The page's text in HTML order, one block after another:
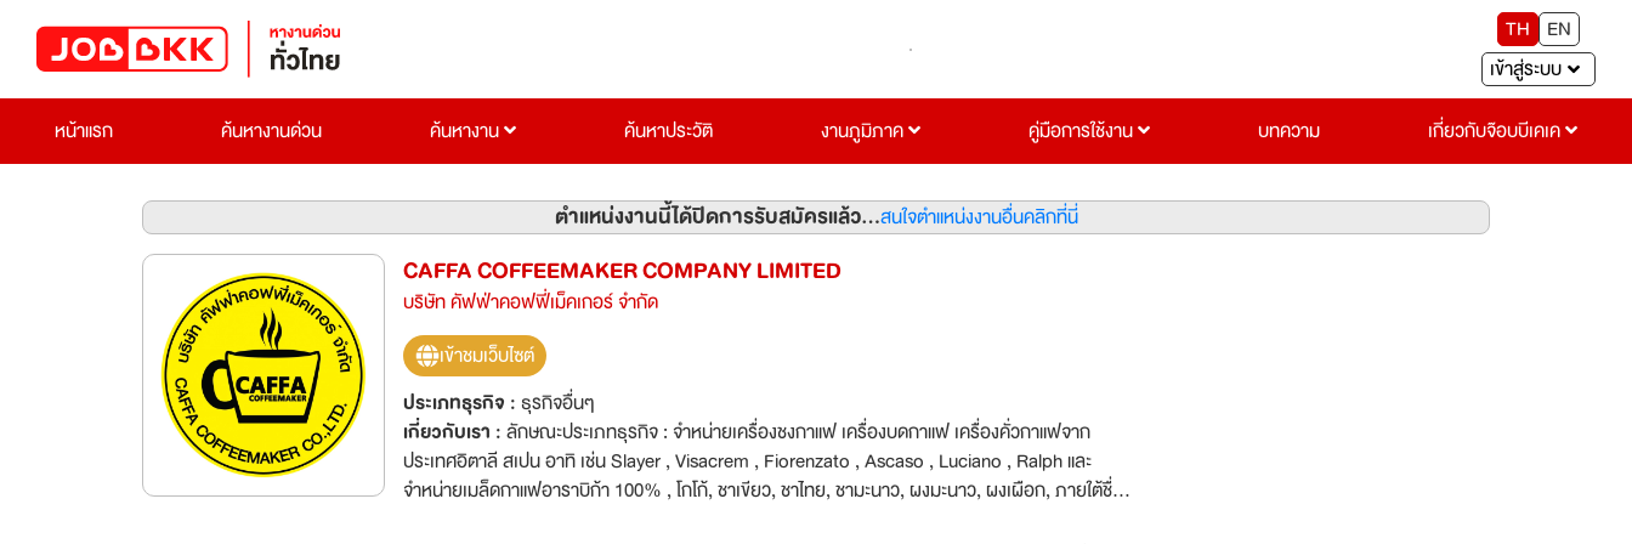
TH
EN
เข้าสู่ระบบ
หน้าแรก
ค้นหางานด่วน ค้นหางาน ค้นหาประวัติ งานภูมิภาค คู่มือการใช้งาน บทความ เกี่ยวกับจ๊อบบีเคเค
ตำแหน่งงานนี้ได้ปิดการรับสมัครแล้ว...สนใจตำแหน่งงานอื่นคลิกที่นี่
CAFFA COFFEEMAKER COMPANY LIMITED
บริษัท คัฟฟ่าคอฟฟี่เม็คเกอร์ จำกัด
เข้าชมเว็บไซต์
ประเภทธุรกิจ : ธุรกิจอื่นๆ
เกี่ยวกับเรา :ลักษณะประเภทธุรกิจ : จำหน่ายเครื่องชงกาแฟ เครื่องบดกาแฟ เครื่องคั่วกาแฟจาก
ประเทศอิตาลี สเปน อาทิ เช่น Slayer , Visacrem , Fiorenzato , Ascaso , Luciano , Ralph และ
จำหน่ายเมล็ดกาแฟอาราบิก้า 100% , โกโก้, ชาเขียว, ชาไทย, ชามะนาว, ผงมะนาว, ผงเผือก, ภายใต้ชื่อ